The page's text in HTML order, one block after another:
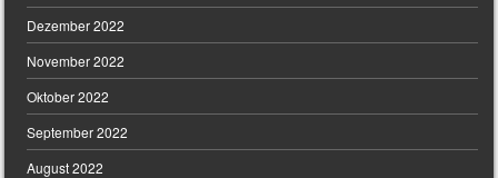
Dezember 2022
November 2022
Oktober 2022
September 2022
August 2022